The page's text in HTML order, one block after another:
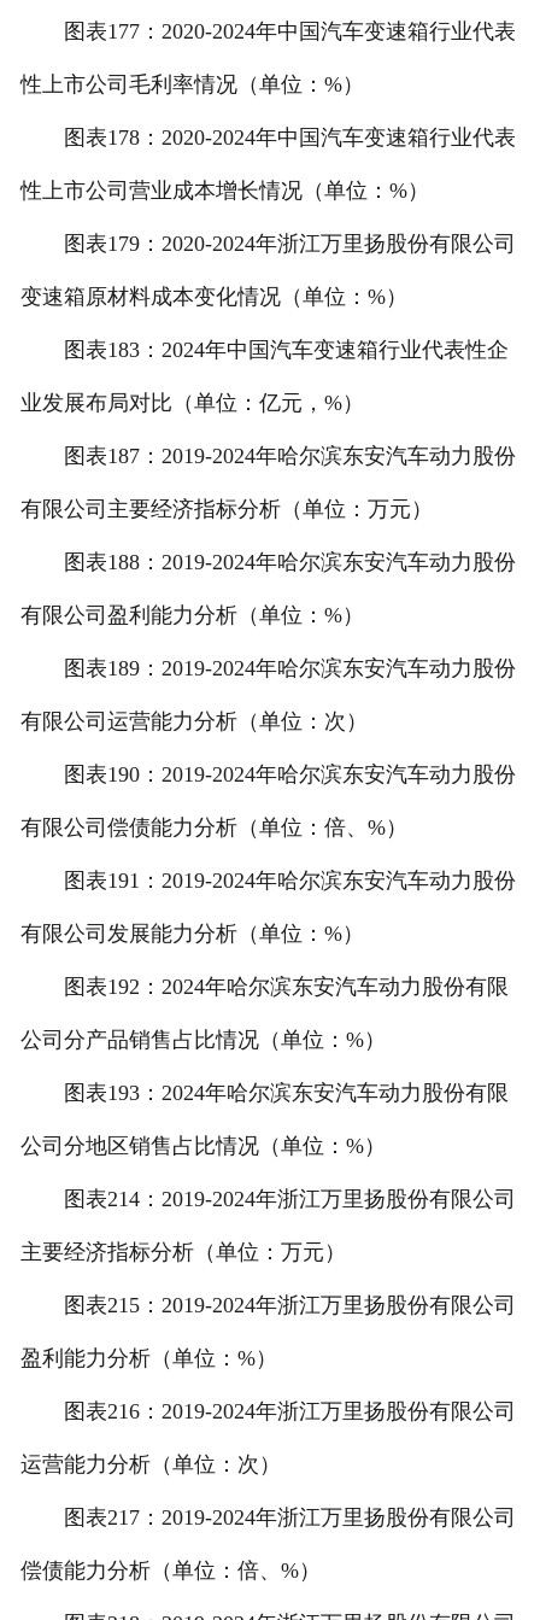
图表177：2020-2024年中国汽车变速箱行业代表
性上市公司毛利率情况（单位：%）
图表178：2020-2024年中国汽车变速箱行业代表
性上市公司营业成本增长情况（单位：%）
图表179：2020-2024年浙江万里扬股份有限公司
变速箱原材料成本变化情况（单位：%）
图表183：2024年中国汽车变速箱行业代表性企
业发展布局对比（单位：亿元，%）
图表187：2019-2024年哈尔滨东安汽车动力股份
有限公司主要经济指标分析（单位：万元）
图表188：2019-2024年哈尔滨东安汽车动力股份
有限公司盈利能力分析（单位：%）
图表189：2019-2024年哈尔滨东安汽车动力股份
有限公司运营能力分析（单位：次）
图表190：2019-2024年哈尔滨东安汽车动力股份
有限公司偿债能力分析（单位：倍、%）
图表191：2019-2024年哈尔滨东安汽车动力股份
有限公司发展能力分析（单位：%）
图表192：2024年哈尔滨东安汽车动力股份有限
公司分产品销售占比情况（单位：%）
图表193：2024年哈尔滨东安汽车动力股份有限
公司分地区销售占比情况（单位：%）
图表214：2019-2024年浙江万里扬股份有限公司
主要经济指标分析（单位：万元）
图表215：2019-2024年浙江万里扬股份有限公司
盈利能力分析（单位：%）
图表216：2019-2024年浙江万里扬股份有限公司
运营能力分析（单位：次）
图表217：2019-2024年浙江万里扬股份有限公司
偿债能力分析（单位：倍、%）